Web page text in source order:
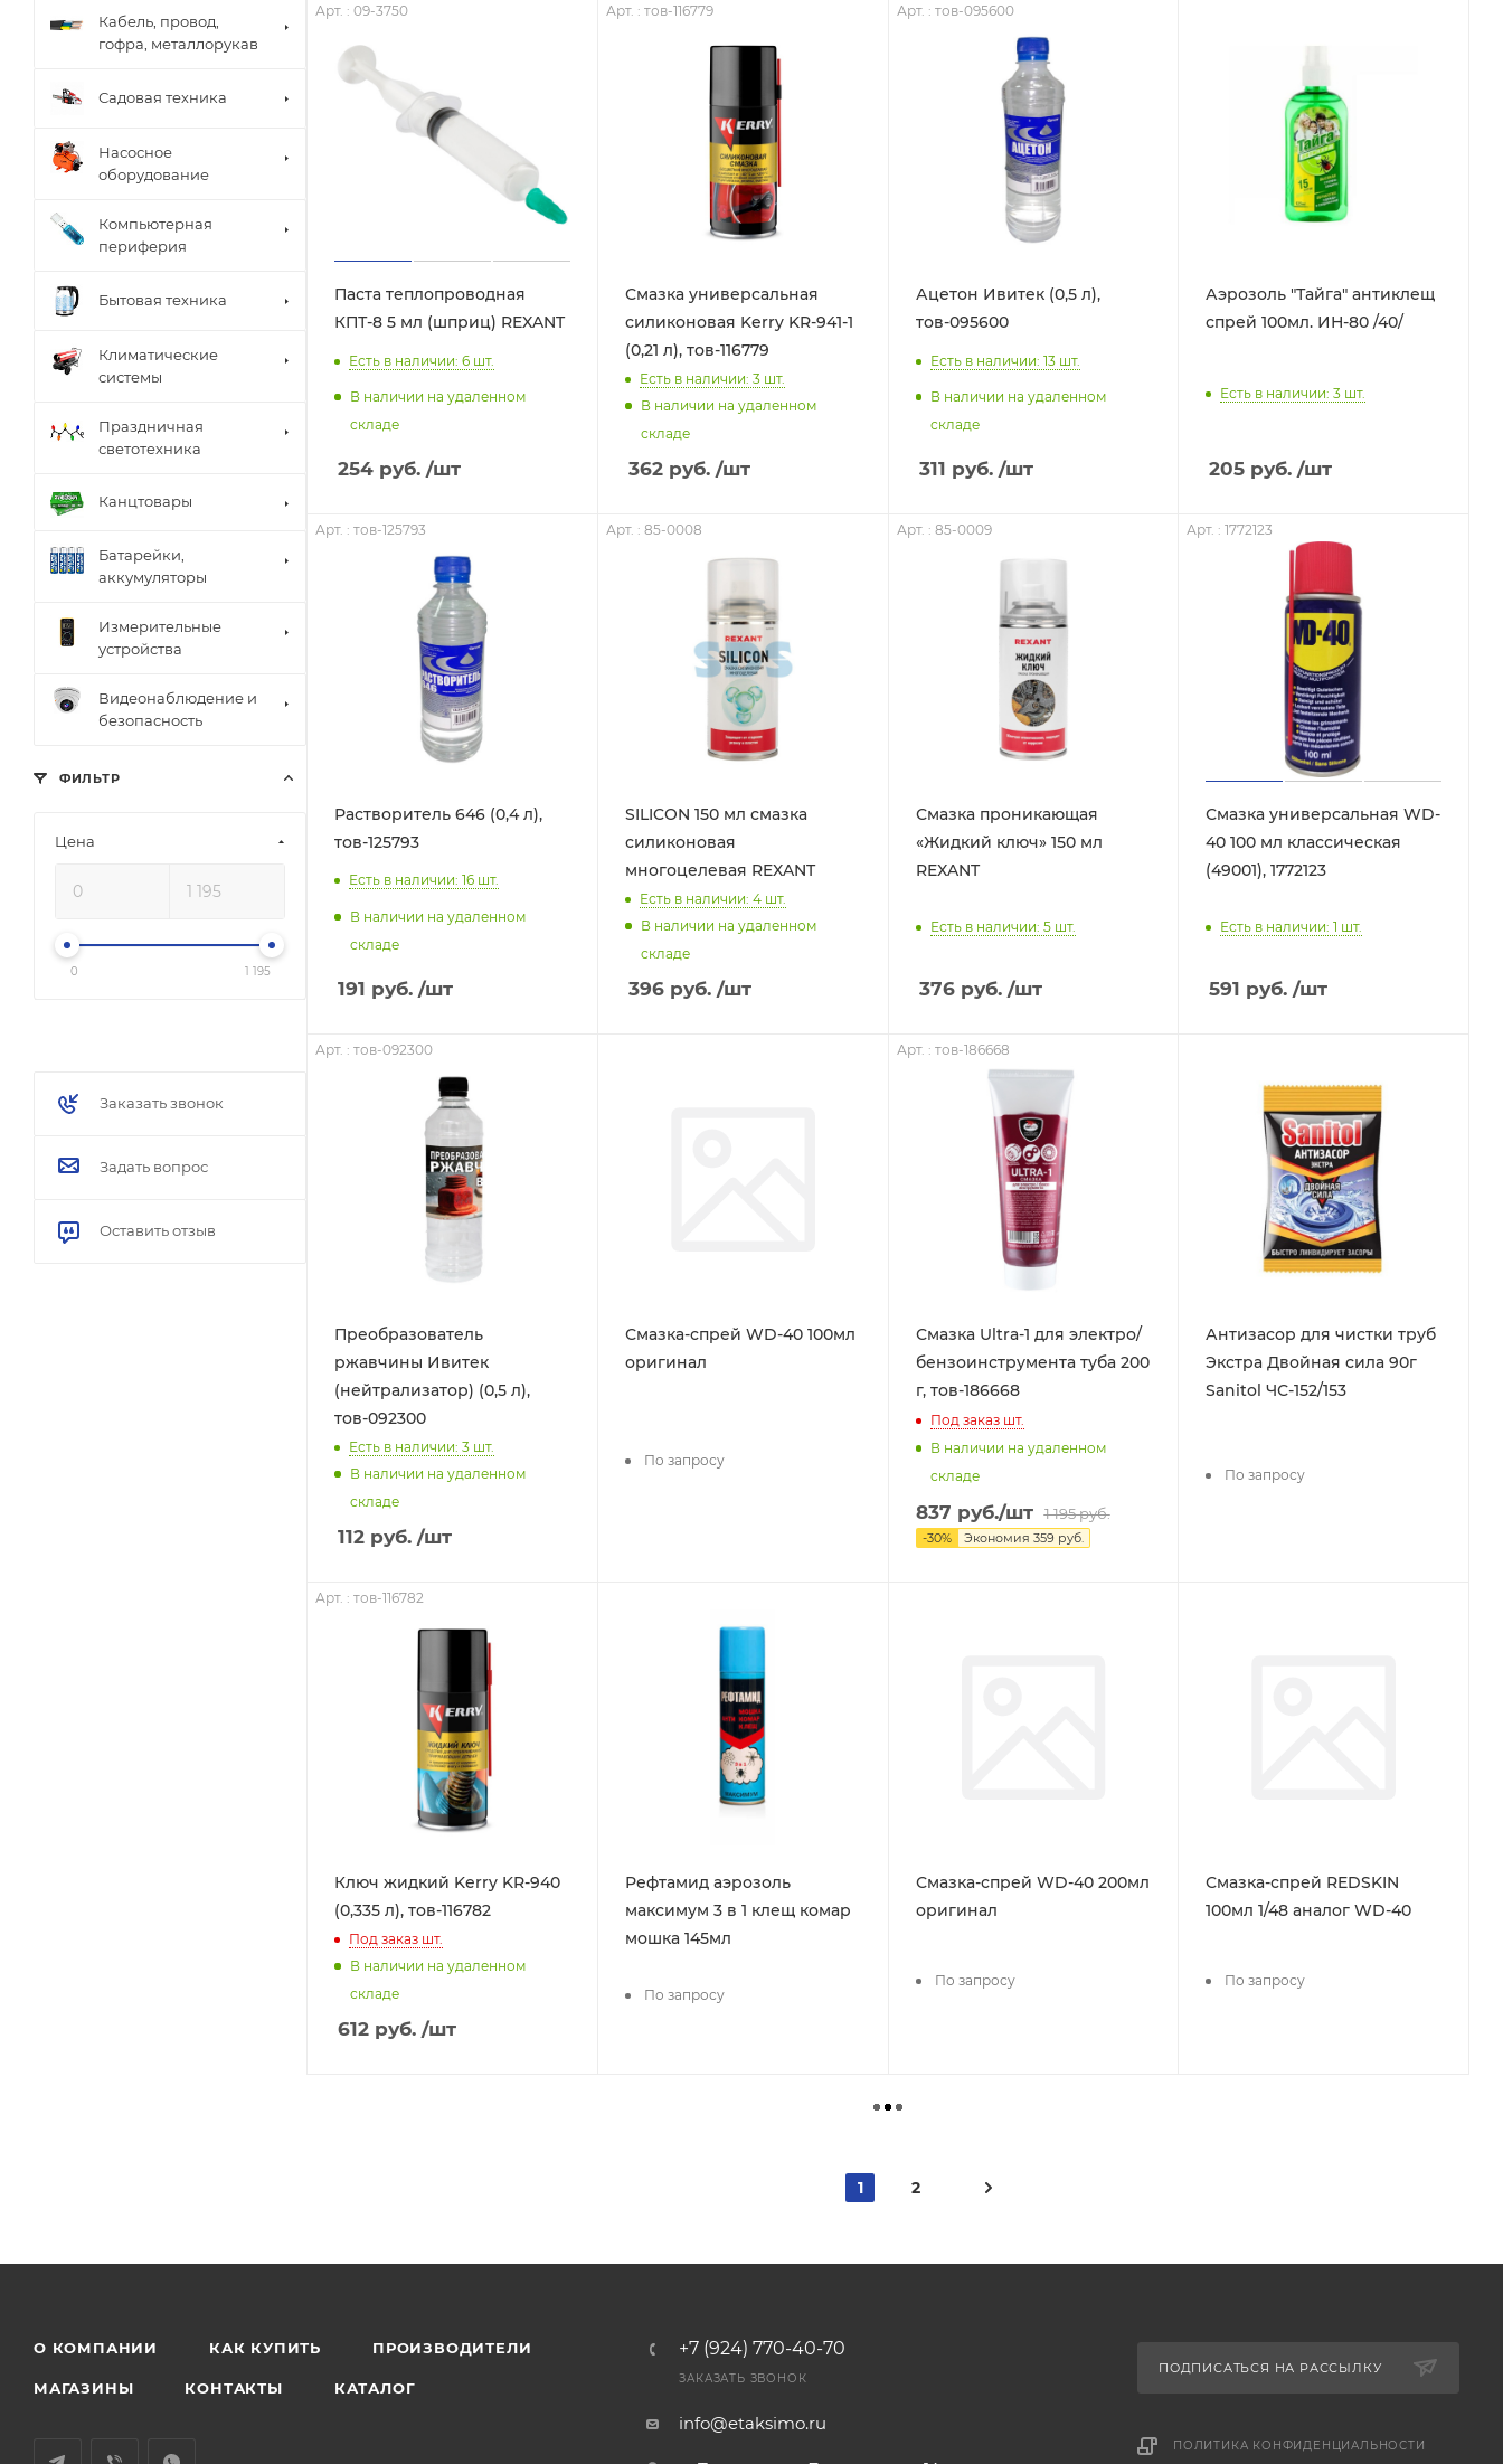
Арт. : 09-3750
Паста теплопроводная
КПТ-8 5 мл (шприц) REXANT
Есть в наличии: 6 шт.
В наличии на удаленном
складе
254 руб. /шт
Арт. : тов-116779
Смазка универсальная
силиконовая Kerry KR-941-1
(0,21 л), тов-116779
Есть в наличии: 3шт.
В наличии на удаленном
складе
362руб. /шт
Арт. : тов-095600
Ацетон Ивитек (0,5 л),
тов-095600
Есть в наличии: 13шт.
В наличии на удаленном
складе
311 руб. /шт
Аэрозоль "Тайга" антиклещ
спрей 100мл. ИН-80 /40/
Есть в наличии: 3 шт.
205 руб. /шт
Арт. : тов-125793
Растворитель 646 (0,4 л),
тов-125793
Есть в наличии: 16 шт.
В наличии на удаленном
складе
191 руб. /шт
Арт. : 85-0008
SILICON 150 мл смазка
силиконовая
многоцелевая REXANT
Есть в наличии: 4шт.
В наличии на удаленном
складе
396руб. /шт
Арт. : 85-0009
Смазка проникающая
«Жидкий ключ» 150 мл
REXANT
Есть в наличии: 5шт.
376руб. /шт
Арт. : 1772123
Смазка универсальная WD-
40 100 мл классическая
(49001), 1772123
Есть в наличии: 1 шт.
591 руб. /шт
Арт. : тов-092300
Преобразователь
ржавчины Ивитек
(нейтрализатор) (0,5 л),
тов-092300
Есть в наличии: 3 шт.
В наличии на удаленном
складе
112 руб. /шт
Смазка-спрей WD-40 100мл
оригинал
По запросу
Арт. : тов-186668
Смазка Ultra-1 для электро/
бензоинструмента туба 200
г, тов-186668
Под заказшт.
В наличии на удаленном
складе
837 руб./шт 1 195руб.
-30% Экономия 359 руб.
Антизасор для чистки труб
Экстра Двойная сила 90г
Sanitol ЧС-152/153
По запросу
Арт. : тов-116782
Ключ жидкий Kerry KR-940
(0,335 л), тов-116782
Под заказ шт.
В наличии на удаленном
складе
612 руб. /шт
Рефтамид аэрозоль
максимум 3 в 1 клещ комар
мошка 145мл
По запросу
Смазка-спрей WD-40 200мл
оригинал
По запросу
Смазка-спрей REDSKIN
100мл 1/48 аналог WD-40
По запросу
1 2
Кабель, провод,
гофра, металлорукав
Садовая техника
Насосное
оборудование
Компьютерная
периферия
Бытовая техника
Климатические
системы
Праздничная
светотехника
Канцтовары
Батарейки,
аккумуляторы
Измерительные
устройства
Видеонаблюдение и
безопасность
ФИЛЬТР
Цена
0 1 195
Заказать звонок
Задать вопрос
Оставить отзыв
О КОМПАНИИ КАК КУПИТЬ ПРОИЗВОДИТЕЛИ
МАГАЗИНЫ КОНТАКТЫ КАТАЛОГ
+7 (924) 770-40-70
ЗАКАЗАТЬ ЗВОНОК
info@etaksimo.ru
ПОДПИСАТЬСЯ НА РАССЫЛКУ
ПОЛИТИКА КОНФИДЕНЦИАЛЬНОСТИ